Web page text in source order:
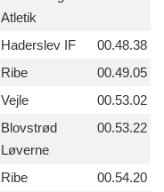
Atletik
Haderslev IF
00.48.38
Ribe
00.49.05
Vejle
00.53.02
Blovstrød
Løverne
00.53.22
Ribe
00.54.20